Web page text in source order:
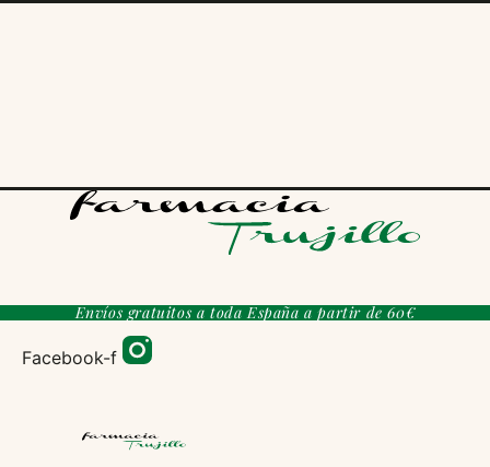
Envíos gratuitos a toda España a partir de 60€
Facebook-f